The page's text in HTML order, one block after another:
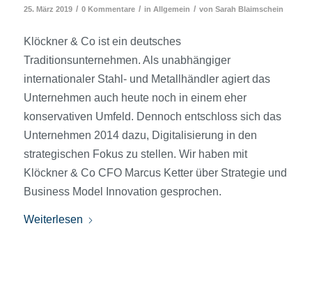
25. März 2019 / 0 Kommentare / in Allgemein / von Sarah Blaimschein
Klöckner & Co ist ein deutsches
Traditionsunternehmen. Als unabhängiger
internationaler Stahl- und Metallhändler agiert das
Unternehmen auch heute noch in einem eher
konservativen Umfeld. Dennoch entschloss sich das
Unternehmen 2014 dazu, Digitalisierung in den
strategischen Fokus zu stellen. Wir haben mit
Klöckner & Co CFO Marcus Ketter über Strategie und
Business Model Innovation gesprochen.
Weiterlesen